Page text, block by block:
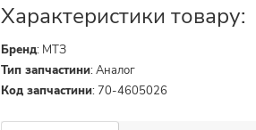
Характеристики товару:
Бренд: МТЗ
Тип запчастини:Аналог
Код запчастини:70-4605026